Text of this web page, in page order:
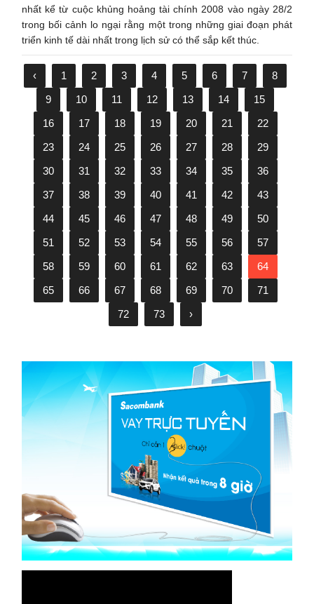
nhất kể từ cuộc khủng hoảng tài chính 2008 vào ngày 28/2
trong bối cảnh lo ngại rằng một trong những giai đoạn phát
triển kinh tế dài nhất trong lịch sử có thể sắp kết thúc.
‹ 1 2 3 4 5 6 7
8
9
10 11 12 13 14
15
16
17 18 19 20 21
22
23
24 25 26 27 28
29
30
31 32 33 34 35
36
37
38 39 40 41 42
43
44
45 46 47 48 49
50
51
52 53 54 55 56
57
58
59 60 61 62 63
64
65
66 67 68 69 70
71
72
73 ›